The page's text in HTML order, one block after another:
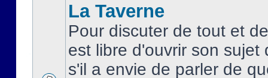
La Taverne
Pour discuter de tout et
est libre d'ouvrir son sujet
s'il a envie de parler de